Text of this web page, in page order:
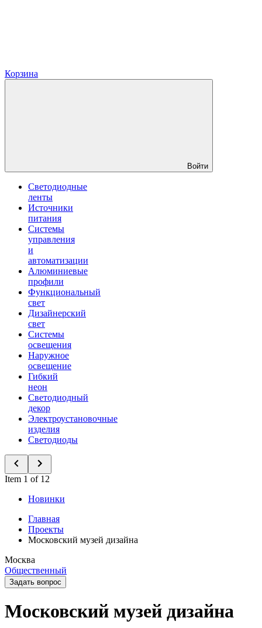
Корзина
Войти
Светодиодные
ленты
Источники
питания
Системы
управления
и
автоматизации
Алюминиевые
профили
Функциональный
свет
Дизайнерский
свет
Системы
освещения
Наружное
освещение
Гибкий
неон
Светодиодный
декор
Электроустановочные
изделия
Светодиоды
Item 1 of 12
Новинки
Главная
Проекты
Московский музей дизайна
Москва
Общественный
Задать вопрос
Московский музей дизайна